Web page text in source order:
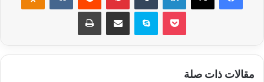
سكايب
مقالات ذات صلة